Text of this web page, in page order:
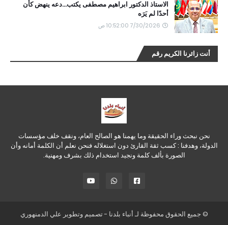
الاستاذ الدكتور ابراهيم مصطفى يكتب...دعه ينهض كأن
أحدًا لم يَرَه
7/30/2026 10:52:00 ص
أنت زائرنا الكريم رقم
نحن نبحث وراء الحقيقة وما يهمنا هو الصالح العام، ونقف خلف مؤسسات
الدولة، وهدفنا : كسب ثقة القارئ دون استغلاله فنحن نعلم أن الكلمة أمانه وأن
الصورة بألف كلمة ونجيد استخدام ذلك بشرف ومهنية.
© جميع الحقوق محفوظة لـ أنباء بلدنا - تصميم وتطوير علي الدمنهوري